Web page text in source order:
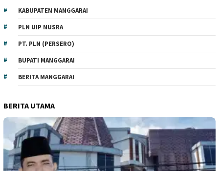
KABUPATEN MANGGARAI
PLN UIP NUSRA
PT. PLN (PERSERO)
BUPATI MANGGARAI
BERITA MANGGARAI
BERITA UTAMA